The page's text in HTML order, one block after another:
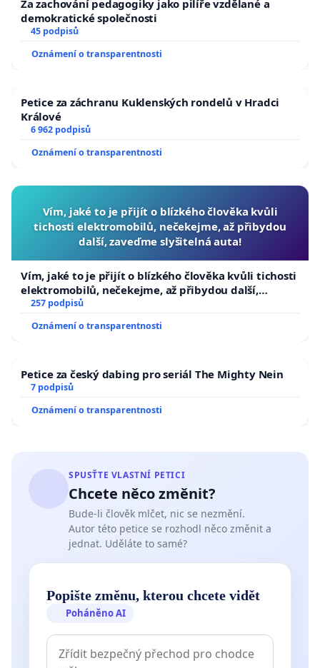
Za zachování pedagogiky jako pilíře vzdělané a
demokratické společnosti
45 podpisů
Oznámení o transparentnosti
Petice za záchranu Kuklenských rondelů v Hradci
Králové
6 962 podpisů
Oznámení o transparentnosti
Vím, jaké to je přijít o blízkého člověka kvůli
tichosti elektromobilů, nečekejme, až přibydou
další, zaveďme slyšitelná auta!
Vím, jaké to je přijít o blízkého člověka kvůli tichosti
elektromobilů, nečekejme, až přibydou další,
zaveďme slyšitelná auta!
257 podpisů
Oznámení o transparentnosti
Petice za český dabing pro seriál The Mighty Nein
7 podpisů
Oznámení o transparentnosti
SPUSŤTE VLASTNÍ PETICI
Chcete něco změnit?
Bude-li člověk mlčet, nic se nezmění.
Autor této petice se rozhodl něco změnit a
jednat. Uděláte to samé?
Popište změnu, kterou chcete vidět
Poháněno AI